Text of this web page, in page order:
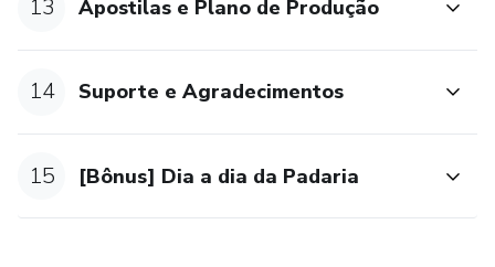
13 Apostilas e Plano de Produção
14 Suporte e Agradecimentos
15 [Bônus] Dia a dia da Padaria